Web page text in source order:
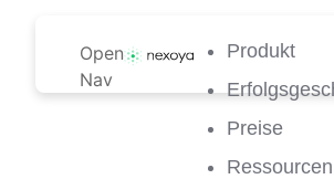
Open
Nav
Produkt
Preise
Ressourcen